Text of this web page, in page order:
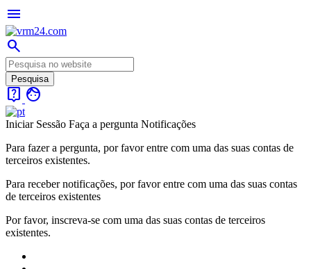
menu
search
live_help face
Iniciar Sessão Faça a pergunta Notificações
Para fazer a pergunta, por favor entre com uma das suas contas de
terceiros existentes.
Para receber notificações, por favor entre com uma das suas contas
de terceiros existentes
Por favor, inscreva-se com uma das suas contas de terceiros
existentes.